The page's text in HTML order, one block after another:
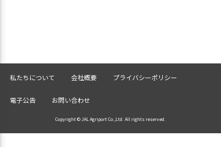
私たちについて 会社概要 プライバシーポリシー
電子公告 お問い合わせ
Copyright © JAL Agriport Co.,Ltd. All rights reserved.